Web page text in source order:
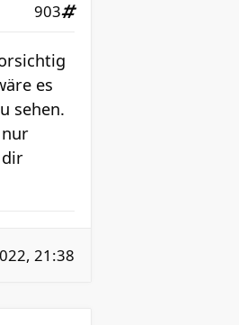
903
es
sehen.
dir
21:38